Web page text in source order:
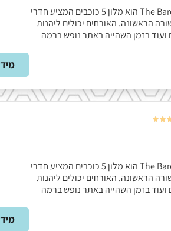
The Baron Resort Sharm El Sheikh הוא מלון 5 כוכבים המציע חדרי
הראשונה. האורחים יכולים ליהנות
ועוד בזמן השהייה באתר נופש ברמה


The Baron Resort Sharm El Sheikh הוא מלון 5 כוכבים המציע חדרי
הראשונה. האורחים יכולים ליהנות
ועוד בזמן השהייה באתר נופש ברמה